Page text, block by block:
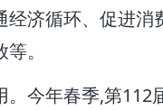
经济循环、促进消
。
。今年春季,第112